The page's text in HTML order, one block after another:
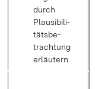
durch
Plau­si­bi­li­
täts­be­
trach­tung
er­läu­tern